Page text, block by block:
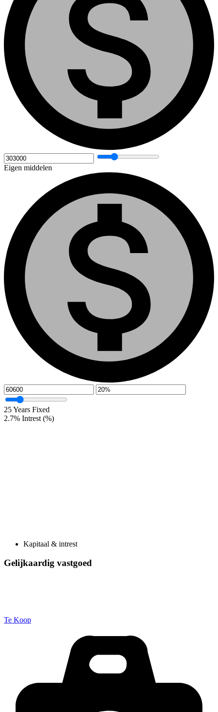
Eigen middelen
25Years Fixed
2.7% Intrest (%)
Kapitaal & intrest
Gelijkaardig vastgoed
Te Koop